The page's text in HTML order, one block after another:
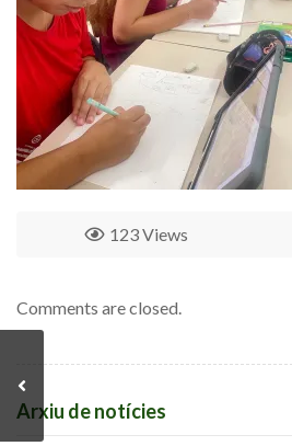
123 Views
Comments are closed.
Arxiu de notícies